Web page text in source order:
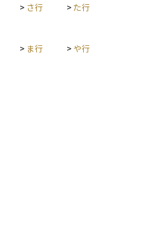
> さ行 > た行
> ま行 > や行